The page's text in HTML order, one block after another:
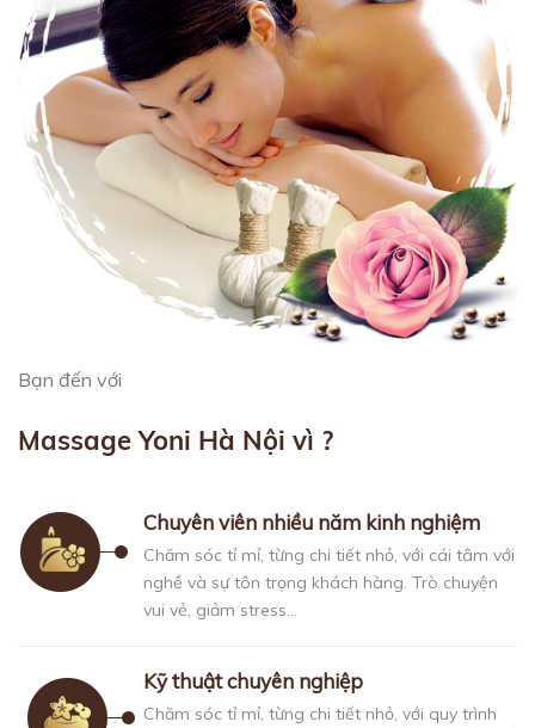
Bạn đến với
Massage Yoni Hà Nội vì ?
Chuyên viên nhiều năm kinh nghiệm
Chăm sóc tỉ mỉ, từng chi tiết nhỏ, với cái tâm với
nghề và sự tôn trọng khách hàng. Trò chuyện
vui vẻ, giảm stress…
Kỹ thuật chuyên nghiệp
Chăm sóc tỉ mỉ, từng chi tiết nhỏ, với quy trình